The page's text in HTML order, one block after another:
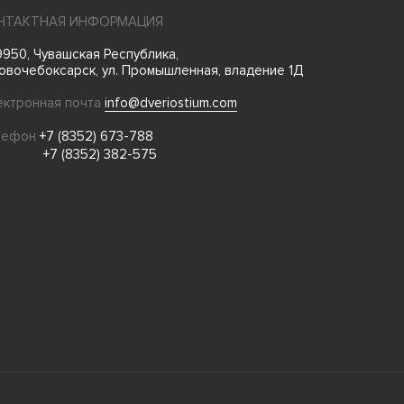
ИНФОРМАЦИЯ
Чувашская Республика,
ул. Промышленная, владение 1Д
почта info@dveriostium.com
+7 (8352) 673-788
+7 (8352) 382-575